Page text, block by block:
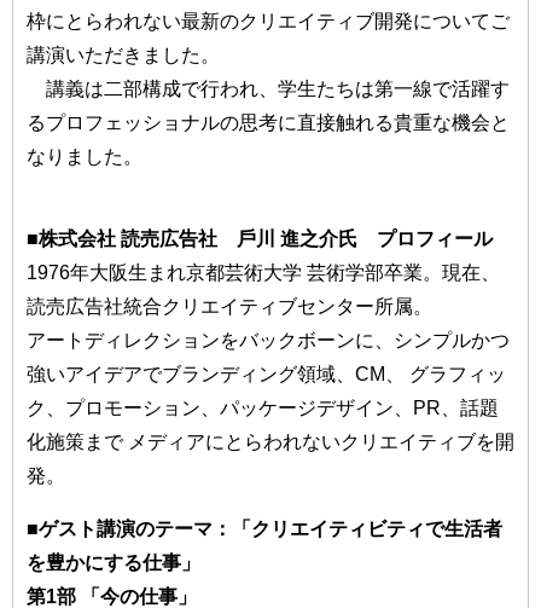
枠にとらわれない最新のクリエイティブ開発についてご
講演いただきました。
講義は二部構成で行われ、学生たちは第一線で活躍す
るプロフェッショナルの思考に直接触れる貴重な機会と
なりました。
■株式会社 読売広告社 ⼾川 進之介氏 プロフィール
1976年⼤阪⽣まれ京都芸術⼤学 芸術学部卒業。現在、
読売広告社統合クリエイティブセンター所属。
アートディレクションをバックボーンに、シンプルかつ
強いアイデアでブランディング領域、CM、 グラフィッ
ク、プロモーション、パッケージデザイン、PR、話題
化施策まで メディアにとらわれないクリエイティブを開
発。
■ゲスト講演のテーマ：「クリエイティビティで⽣活者
を豊かにする仕事」
第1部 「今の仕事」